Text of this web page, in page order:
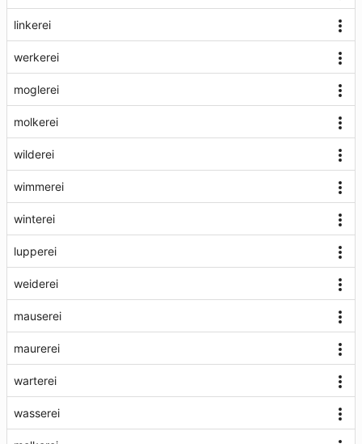
linkerei
werkerei
moglerei
molkerei
wilderei
wimmerei
winterei
lupperei
weiderei
mauserei
maurerei
warterei
wasserei